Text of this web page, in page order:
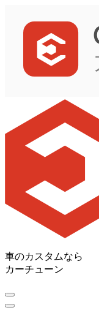
車のカスタムなら
カーチューン